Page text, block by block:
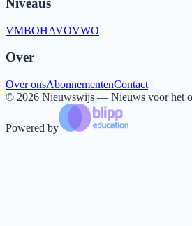
Niveaus
VMBOHAVOVWO
Over
Over onsAbonnementenContact
© 2026 Nieuwswijs — Nieuws voor het
Powered by